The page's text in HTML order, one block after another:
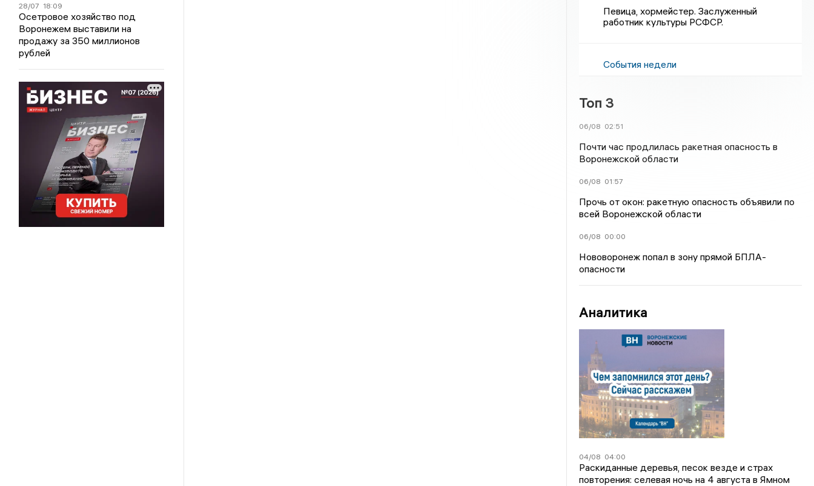
28/07 18:09
Осетровое хозяйство под
Воронежем выставили на
продажу за 350 миллионов
рублей
Певица, хормейстер. Заслуженный
работник культуры РСФСР.
События недели
Топ 3
06/08 02:51
Почти час продлилась ракетная опасность в
Воронежской области
06/08 01:57
Прочь от окон: ракетную опасность объявили по
всей Воронежской области
06/08 00:00
Нововоронеж попал в зону прямой БПЛА-
опасности
Аналитика
04/08 04:00
Раскиданные деревья, песок везде и страх
повторения: селевая ночь на 4 августа в Ямном